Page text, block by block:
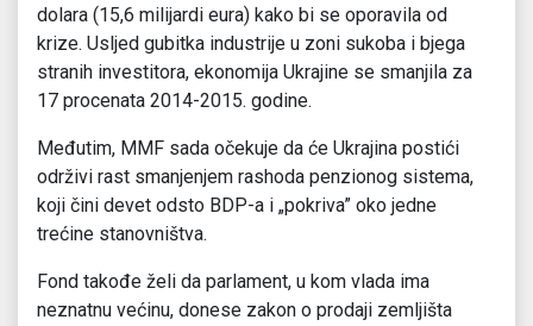
dolara (15,6 milijardi eura) kako bi se oporavila od
krize. Usljed gubitka industrije u zoni sukoba i bjega
stranih investitora, ekonomija Ukrajine se smanjila za
17 procenata 2014-2015. godine.
Međutim, MMF sada očekuje da će Ukrajina postići
održivi rast smanjenjem rashoda penzionog sistema,
koji čini devet odsto BDP-a i „pokriva” oko jedne
trećine stanovništva.
Fond takođe želi da parlament, u kom vlada ima
neznatnu većinu, donese zakon o prodaji zemljišta